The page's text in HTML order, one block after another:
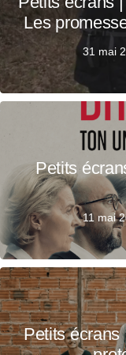
Les
31 mai
Petits
11 mai
Petits écrans